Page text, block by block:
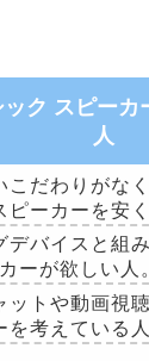
ク スピーカ
人
こだわりがな
ピーカーを安
デバイスと組
ーが欲しい人
ットや動画視
を考えている人